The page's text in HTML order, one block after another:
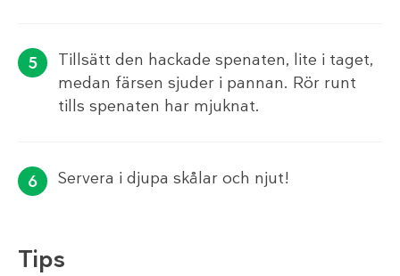
Tillsätt den hackade spenaten, lite i taget,
medan färsen sjuder i pannan. Rör runt
tills spenaten har mjuknat.
Servera i djupa skålar och njut!
Tips